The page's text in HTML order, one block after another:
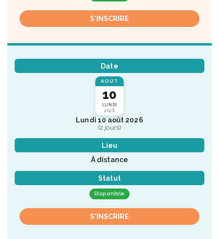
S'INSCRIRE
Date
AOÛT
10
LUNDI
2026
Lundi 10 août 2026
(2 jours)
Lieu
À distance
Statut
Disponible
S'INSCRIRE